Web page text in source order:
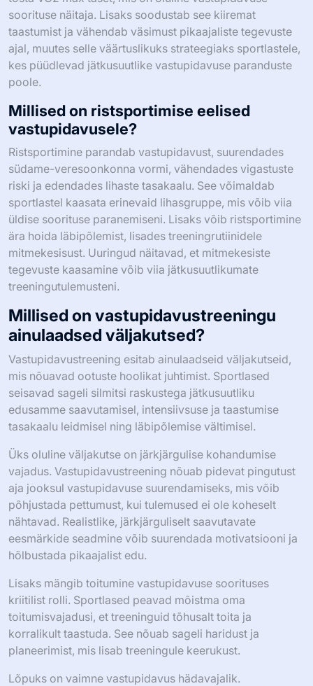
Intervalltreening suurendab vastupidavust oluliselt,
parandades südame-veresoonkonna efektiivsust ja
lihaste vastupidavust. See treeningmeetod vaheldub
kõrge intensiivsuse puhangute ja madalama
intensiivsusega taastumisperioodide vahel, viies
kohandusteni, mis suurendavad aeroobset võimet.
Uuringud näitavad, et järjepidev intervalltreening võib
tõsta VO2 max taset, mis on oluline vastupidavuse
soorituse näitaja. Lisaks soodustab see kiiremat
taastumist ja vähendab väsimust pikaajaliste tegevuste
ajal, muutes selle väärtuslikuks strateegiaks sportlastele,
kes püüdlevad jätkusuutlike vastupidavuse paranduste
poole.
Millised on ristsportimise eelised
vastupidavusele?
Ristsportimine parandab vastupidavust, suurendades
südame-veresoonkonna vormi, vähendades vigastuste
riski ja edendades lihaste tasakaalu. See võimaldab
sportlastel kaasata erinevaid lihasgruppe, mis võib viia
üldise soorituse paranemiseni. Lisaks võib ristsportimine
ära hoida läbipõlemist, lisades treeningrutiinidele
mitmekesisust. Uuringud näitavad, et mitmekesiste
tegevuste kaasamine võib viia jätkusuutlikumate
treeningutulemusteni.
Millised on vastupidavustreeningu
ainulaadsed väljakutsed?
Vastupidavustreening esitab ainulaadseid väljakutseid,
mis nõuavad ootuste hoolikat juhtimist. Sportlased
seisavad sageli silmitsi raskustega jätkusuutliku
edusamme saavutamisel, intensiivsuse ja taastumise
tasakaalu leidmisel ning läbipõlemise vältimisel.
Üks oluline väljakutse on järkjärgulise kohandumise
vajadus. Vastupidavustreening nõuab pidevat pingutust
aja jooksul vastupidavuse suurendamiseks, mis võib
põhjustada pettumust, kui tulemused ei ole koheselt
nähtavad. Realistlike, järkjärguliselt saavutavate
eesmärkide seadmine võib suurendada motivatsiooni ja